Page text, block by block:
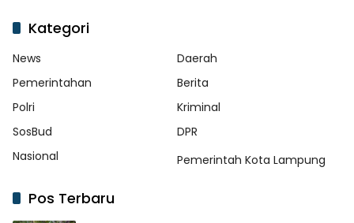
Kategori
News
Daerah
Pemerintahan
Berita
Polri
Kriminal
SosBud
DPR
Nasional
Pemerintah Kota Lampung
Pos Terbaru